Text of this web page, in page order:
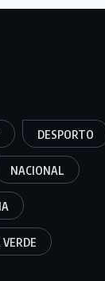
DESPORTO
NACIONAL